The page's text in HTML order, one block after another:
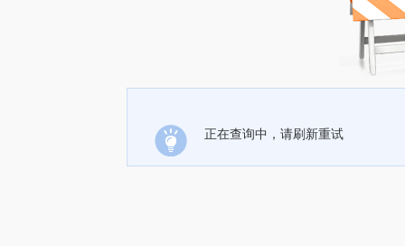
正在查询中，请刷新重试